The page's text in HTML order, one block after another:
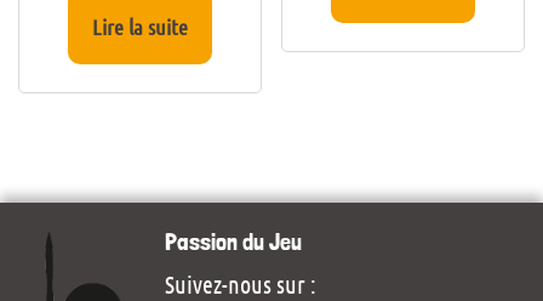
Lire la suite
Passion du Jeu
Suivez-nous sur :